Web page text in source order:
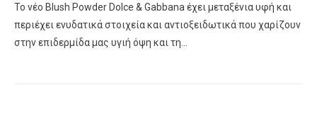
To νέο Blush Powder Dolce & Gabbana έχει μεταξένια υφή και
περιέχει ενυδατικά στοιχεία και αντιοξειδωτικά που χαρίζουν
στην επιδερμίδα μας υγιή όψη και τη…